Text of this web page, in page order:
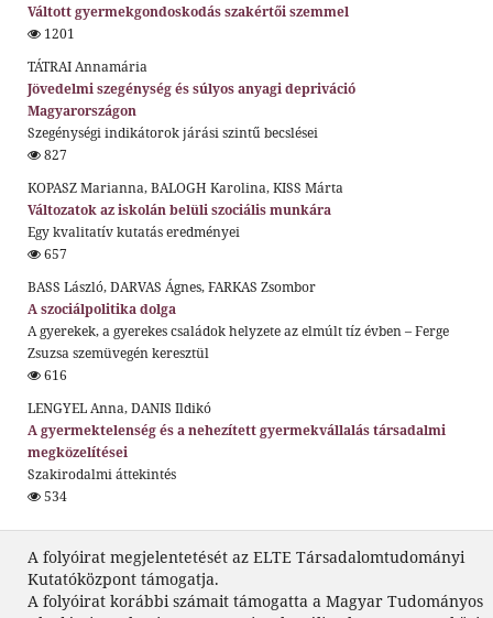
Váltott gyermekgondoskodás szakértői szemmel
1201
TÁTRAI Annamária
Jövedelmi szegénység és súlyos anyagi depriváció
Magyarországon
Szegénységi indikátorok járási szintű becslései
827
KOPASZ Marianna, BALOGH Karolina, KISS Márta
Változatok az iskolán belüli szociális munkára
Egy kvalitatív kutatás eredményei
657
BASS László, DARVAS Ágnes, FARKAS Zsombor
A szociálpolitika dolga
A gyerekek, a gyerekes családok helyzete az elmúlt tíz évben – Ferge
Zsuzsa szemüvegén keresztül
616
LENGYEL Anna, DANIS Ildikó
A gyermektelenség és a nehezített gyermekvállalás társadalmi
megközelítései
Szakirodalmi áttekintés
534
A folyóirat megjelentetését az ELTE Társadalomtudományi
Kutatóközpont támogatja.
A folyóirat korábbi számait támogatta a Magyar Tudományos